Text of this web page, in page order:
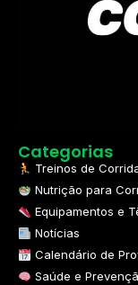
Categorias
Treinos de
Nutrição para
Equipamentos e
Notícias
Calendário de
Saúde e